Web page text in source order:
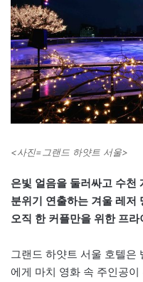
<사진=그랜드 하얏트 서울>
은빛 얼음을 둘러싸고 수천
분위기 연출하는 겨울 레저
오직 한 커플만을 위한 프
그랜드 하얏트 서울 호텔은
에게 마치 영화 속 주인공